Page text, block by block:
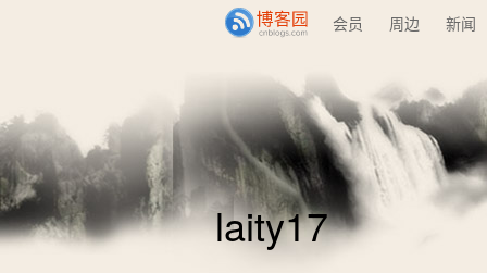
会员 周边 新闻
laity17